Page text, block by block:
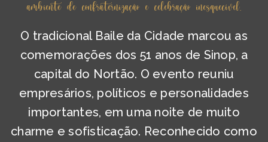
ambiente de confraternização e celebração inesquecível.
O tradicional Baile da Cidade marcou as
comemorações dos 51 anos de Sinop, a
capital do Nortão. O evento reuniu
empresários, políticos e personalidades
importantes, em uma noite de muito
charme e sofisticação. Reconhecido como